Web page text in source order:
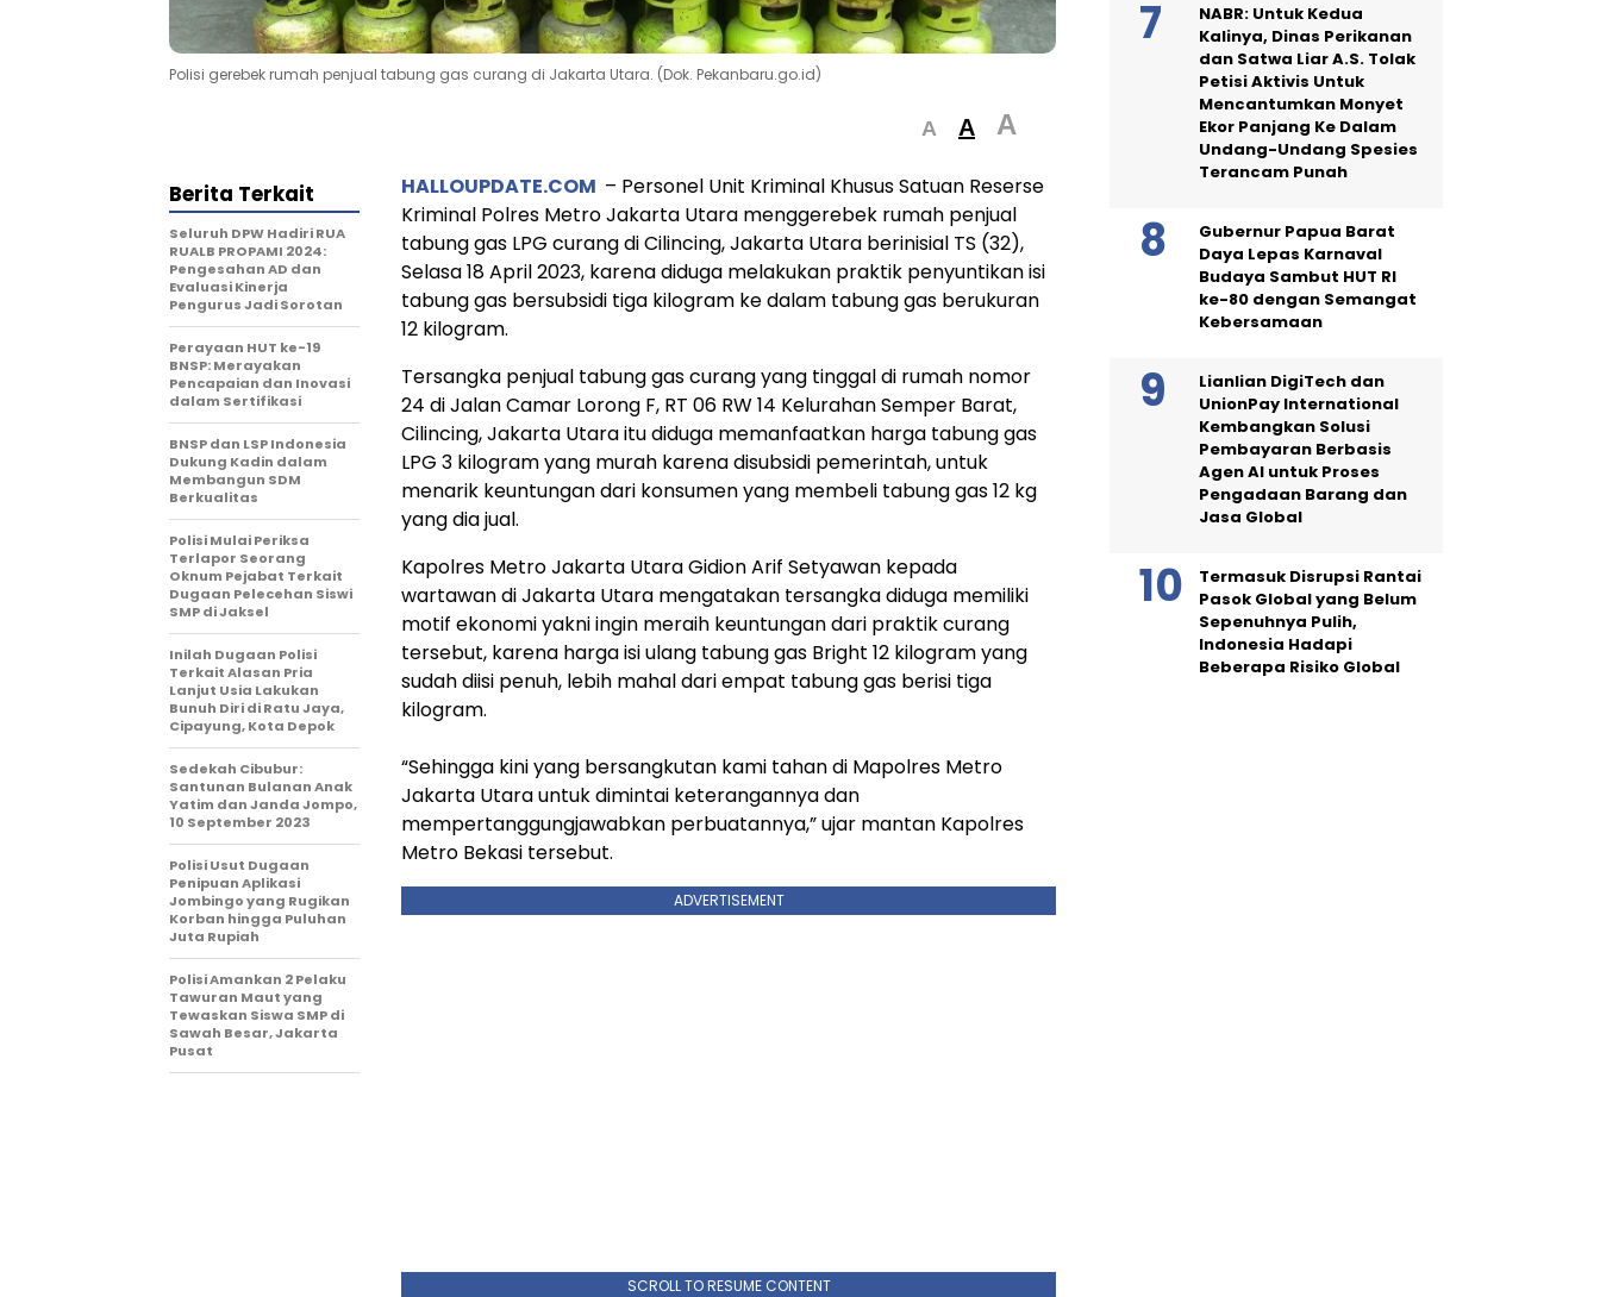
Polisi gerebek rumah penjual tabung gas curang di Jakarta Utara. (Dok. Pekanbaru.go.id)
A A A
HALLOUPDATE.COM – Personel Unit Kriminal Khusus Satuan Reserse
Kriminal Polres Metro Jakarta Utara menggerebek rumah penjual
tabung gas LPG curang di Cilincing, Jakarta Utara berinisial TS (32),
Selasa 18 April 2023, karena diduga melakukan praktik penyuntikan isi
tabung gas bersubsidi tiga kilogram ke dalam tabung gas berukuran
12 kilogram.
Tersangka penjual tabung gas curang yang tinggal di rumah nomor
24 di Jalan Camar Lorong F, RT 06 RW 14 Kelurahan Semper Barat,
Cilincing, Jakarta Utara itu diduga memanfaatkan harga tabung gas
LPG 3 kilogram yang murah karena disubsidi pemerintah, untuk
menarik keuntungan dari konsumen yang membeli tabung gas 12 kg
yang dia jual.
Kapolres Metro Jakarta Utara Gidion Arif Setyawan kepada
wartawan di Jakarta Utara mengatakan tersangka diduga memiliki
motif ekonomi yakni ingin meraih keuntungan dari praktik curang
tersebut, karena harga isi ulang tabung gas Bright 12 kilogram yang
sudah diisi penuh, lebih mahal dari empat tabung gas berisi tiga
kilogram.
“Sehingga kini yang bersangkutan kami tahan di Mapolres Metro
Jakarta Utara untuk dimintai keterangannya dan
mempertanggungjawabkan perbuatannya,” ujar mantan Kapolres
Metro Bekasi tersebut.
ADVERTISEMENT
SCROLL TO RESUME CONTENT
Berita Terkait
Seluruh DPW Hadiri RUA
RUALB PROPAMI 2024:
Pengesahan AD dan
Evaluasi Kinerja
Pengurus Jadi Sorotan
Perayaan HUT ke-19
BNSP: Merayakan
Pencapaian dan Inovasi
dalam Sertifikasi
BNSP dan LSP Indonesia
Dukung Kadin dalam
Membangun SDM
Berkualitas
Polisi Mulai Periksa
Terlapor Seorang
Oknum Pejabat Terkait
Dugaan Pelecehan Siswi
SMP di Jaksel
Inilah Dugaan Polisi
Terkait Alasan Pria
Lanjut Usia Lakukan
Bunuh Diri di Ratu Jaya,
Cipayung, Kota Depok
Sedekah Cibubur:
Santunan Bulanan Anak
Yatim dan Janda Jompo,
10 September 2023
Polisi Usut Dugaan
Penipuan Aplikasi
Jombingo yang Rugikan
Korban hingga Puluhan
Juta Rupiah
Polisi Amankan 2 Pelaku
Tawuran Maut yang
Tewaskan Siswa SMP di
Sawah Besar, Jakarta
Pusat
NABR: Untuk Kedua
Kalinya, Dinas Perikanan
dan Satwa Liar A.S. Tolak
Petisi Aktivis Untuk
Mencantumkan Monyet
Ekor Panjang Ke Dalam
Undang-Undang Spesies
Terancam Punah
Gubernur Papua Barat
Daya Lepas Karnaval
Budaya Sambut HUT RI
ke-80 dengan Semangat
Kebersamaan
Lianlian DigiTech dan
UnionPay International
Kembangkan Solusi
Pembayaran Berbasis
Agen AI untuk Proses
Pengadaan Barang dan
Jasa Global
Termasuk Disrupsi Rantai
Pasok Global yang Belum
Sepenuhnya Pulih,
Indonesia Hadapi
Beberapa Risiko Global